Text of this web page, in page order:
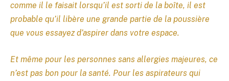
comme il le faisait lorsqu’il est sorti de la boîte, il est
probable qu’il libère une grande partie de la poussière
que vous essayez d’aspirer dans votre espace.
Et même pour les personnes sans allergies majeures, ce
n’est pas bon pour la santé. Pour les aspirateurs qui